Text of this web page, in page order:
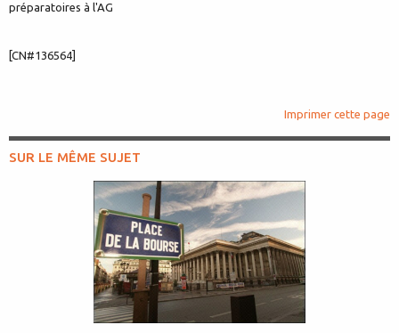
préparatoires à l'AG
[CN#136564]
Imprimer cette page
SUR LE MÊME SUJET